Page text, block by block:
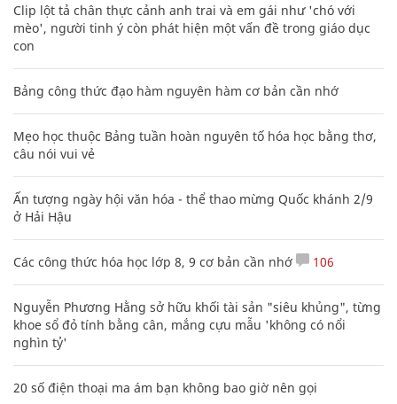
Clip lột tả chân thực cảnh anh trai và em gái như 'chó với
mèo', người tinh ý còn phát hiện một vấn đề trong giáo dục
con
Bảng công thức đạo hàm nguyên hàm cơ bản cần nhớ
Mẹo học thuộc Bảng tuần hoàn nguyên tố hóa học bằng thơ,
câu nói vui vẻ
Ấn tượng ngày hội văn hóa - thể thao mừng Quốc khánh 2/9
ở Hải Hậu
Các công thức hóa học lớp 8, 9 cơ bản cần nhớ 106
Nguyễn Phương Hằng sở hữu khối tài sản "siêu khủng", từng
khoe sổ đỏ tính bằng cân, mắng cựu mẫu 'không có nổi
nghìn tỷ'
20 số điện thoại ma ám bạn không bao giờ nên gọi